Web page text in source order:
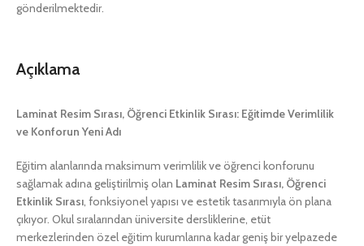
gönderilmektedir.
Açıklama
Laminat Resim Sırası, Öğrenci Etkinlik Sırası: Eğitimde Verimlilik
ve Konforun Yeni Adı
Eğitim alanlarında maksimum verimlilik ve öğrenci konforunu
sağlamak adına geliştirilmiş olan Laminat Resim Sırası, Öğrenci
Etkinlik Sırası, fonksiyonel yapısı ve estetik tasarımıyla ön plana
çıkıyor. Okul sıralarından üniversite dersliklerine, etüt
merkezlerinden özel eğitim kurumlarına kadar geniş bir yelpazede